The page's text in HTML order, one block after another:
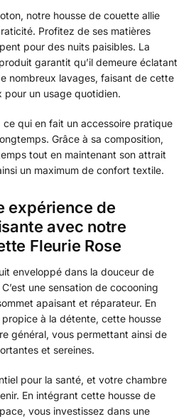
notre housse de couette allie
Profitez de ses matières
pour des nuits paisibles. La
garantit qu’il demeure éclatant
nombreux lavages, faisant de cette
pour un usage quotidien.
ce qui en fait un accessoire pratique
Grâce à sa composition,
tout en maintenant son attrait
un maximum de confort textile.
expérience de
avec notre
Fleurie Rose
enveloppé dans la douceur de
une sensation de cocooning
apaisant et réparateur. En
à la détente, cette housse
général, vous permettant ainsi de
et sereines.
pour la santé, et votre chambre
En intégrant cette housse de
vous investissez dans une